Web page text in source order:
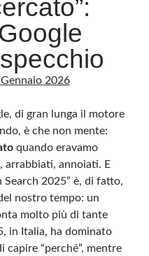
in quanto viene aggiornato
un prodotto editoriale ai
non è responsabile di quanto
Saranno comunque cancellati quelli
di terzi, di genere spam,
al rispetto delle norme sulla
2026
di gran lunga il motore
è che non mente:
quando eravamo
arrabbiati, annoiati. E
Search 2025” è, di fatto,
nostro tempo: un
molto più di tante
in Italia, ha dominato
capire “perché”, mentre